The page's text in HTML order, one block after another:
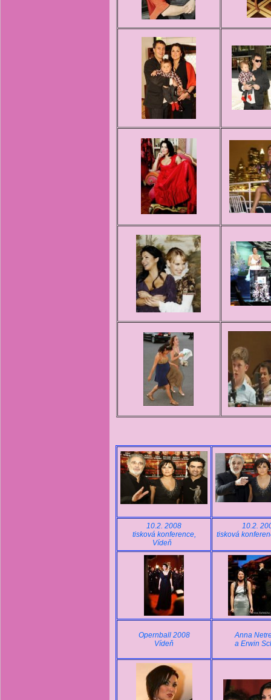
10.2. 2008
tisková konference,
Vídeň
10.2.
tisková
Opernball 2008
Vídeň
Anna
a Erwin